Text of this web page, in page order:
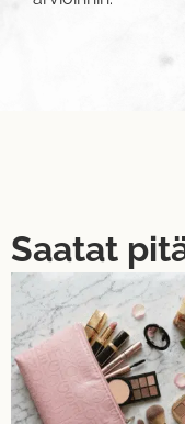
Saatat